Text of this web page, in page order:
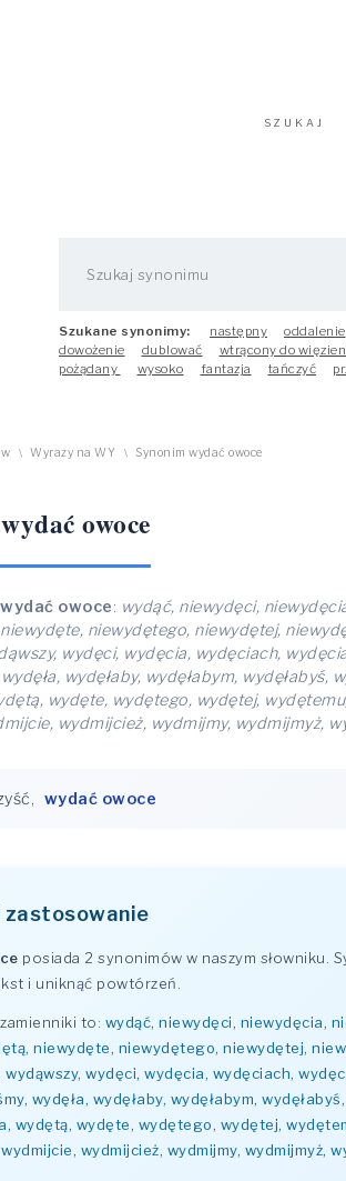
SZUKAJ
Szukane synonimy: następny oddalenie
dowożenie
dublować wtrącony do
pożądany
wysoko fantazja tańczyć
\ Wyrazy na WY \ Synonim wydać owoce
wydać owoce
wydać owoce: wydąć, niewydęci,
niewydętego, niewydętej,
wydęci, wydęcia, wydęciach,
wydęłaby, wydęłabym, wydęłabyś,
wydęte, wydętego, wydętej,
wydmijcież, wydmijmy, wydmijmyż,
, wydać owoce
zastosowanie
posiada 2 synonimów w naszym słowniku.
i uniknąć powtórzeń.
to: wydąć, niewydęci, niewydęcia,
niewydęte, niewydętego, niewydętej,
wydąwszy, wydęci, wydęcia, wydęciach,
wydęła, wydęłaby, wydęłabym,
wydętą, wydęte, wydętego, wydętej,
wydmijcież, wydmijmy, wydmijmyż,